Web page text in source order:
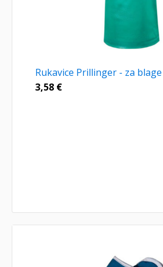
Rukavice Prillinger - za
3,58 €